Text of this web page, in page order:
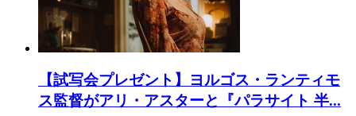
【試写会プレゼント】ヨルゴス・ランティモ
ス監督がアリ・アスターと『パラサイト 半...